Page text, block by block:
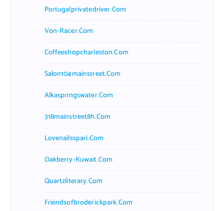
Portugalprivatedriver.com
Von-Racer.com
Coffeeshopcharleston.com
Salon104mainstreet.com
Alkaspringswater.com
318mainstreet8h.com
Lovenailsspari.com
Oakberry-Kuwait.com
Quartzliterary.com
Friendsofbroderickpark.com